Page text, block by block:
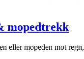
mopedtrekk
eller mopeden mot